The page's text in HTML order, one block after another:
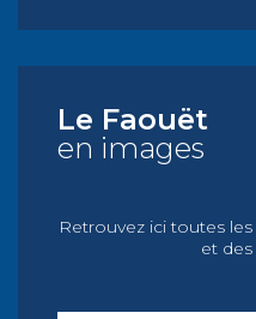
Le Faouët
en images
Retrouvez ici toutes
et